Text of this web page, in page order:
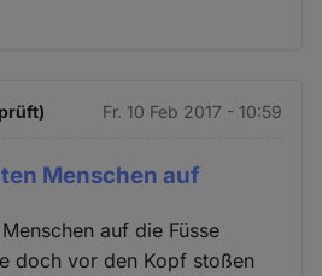
Fr. 10 Feb 2017 - 10:59
Menschen auf
auf die Füsse
doch vor den Kopf stoßen